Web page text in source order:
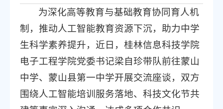
为深化高等教育与基础教育协同育人机
制，推动人工智能教育资源下沉，助力中学
生科学素养提升，近日，桂林信息科技学院
电子工程学院党委书记梁自珍带队前往蒙山
中学、蒙山县第一中学开展交流座谈，双方
围绕人工智能培训服务落地、科技文化节共